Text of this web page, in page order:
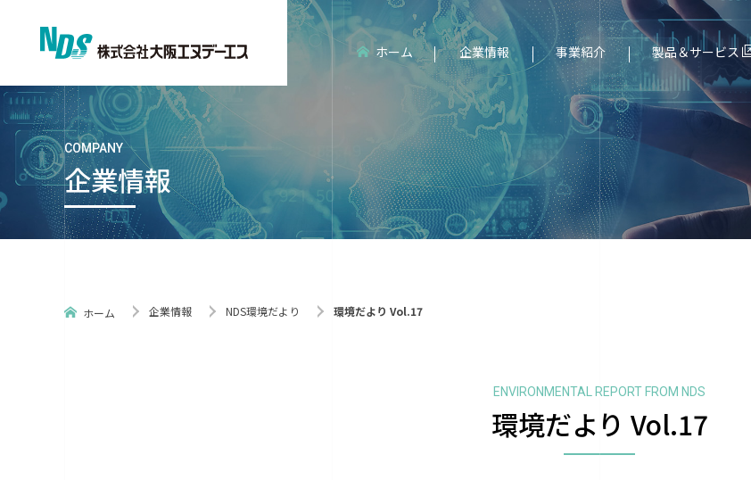
ホーム 企業情報
個人情報保護について
事業紹介 製品＆サービス
COMPANY
企業情報
ホーム 企業情報 NDS環境だより 環境だより Vol.17
ENVIRONMENTAL REPORT FROM NDS
環境だより Vol.17